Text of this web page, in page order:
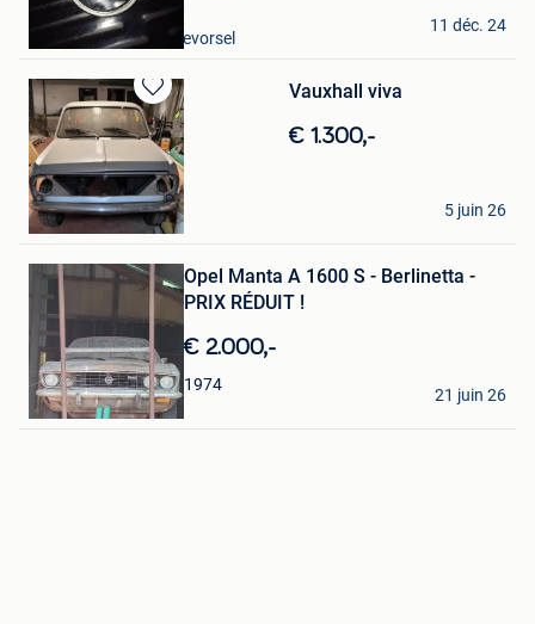
Rit
Merksplas + Deel Rijkevorsel
11 déc. 24
Sauvegarder
dans
Mes
Favoris
Vauxhall viva
€ 1.300,-
Sarah D
Moresnet
5 juin 26
dans
Mes
Favoris
Opel Manta A 1600 S - Berlinetta -
PRIX RÉDUIT !
€ 2.000,-
1974
Swief
Waarschoot
21 juin 26